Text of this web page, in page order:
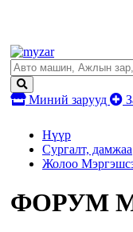
Миний зарууд
Нүүр
Сургалт, дамжаа
Жолоо
ФОРУМ